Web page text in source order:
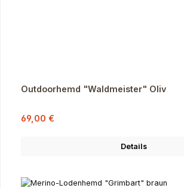
Outdoorhemd "Waldmeister" Oliv
Verkaufspreis:
69,00 €
Details